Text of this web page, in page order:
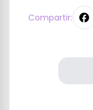
Compartir: